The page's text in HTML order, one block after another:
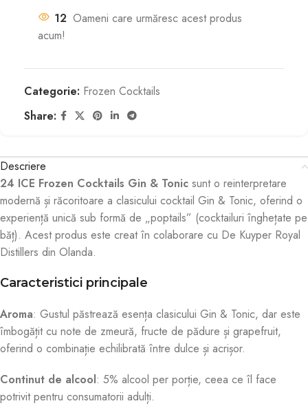
12 Oameni care urmăresc acest produs
acum!
Categorie: Frozen Cocktails
Share:
Descriere
24 ICE Frozen Cocktails Gin & Tonic sunt o reinterpretare
modernă și răcoritoare a clasicului cocktail Gin & Tonic, oferind o
experiență unică sub formă de „poptails” (cocktailuri înghețate pe
băț). Acest produs este creat în colaborare cu De Kuyper Royal
Distillers din Olanda.
Caracteristici principale
Aroma: Gustul păstrează esența clasicului Gin & Tonic, dar este
îmbogățit cu note de zmeură, fructe de pădure și grapefruit,
oferind o combinație echilibrată între dulce și acrișor.
Continut de alcool: 5% alcool per porție, ceea ce îl face
potrivit pentru consumatorii adulți.